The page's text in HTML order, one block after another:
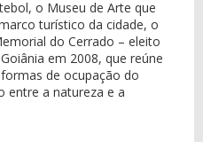
o Museu de Arte que
turístico da cidade, o
do Cerrado – eleito
em 2008, que reúne
de ocupação do
entre a natureza e a